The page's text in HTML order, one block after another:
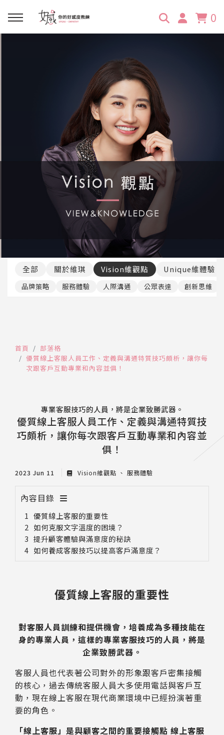
0
活動報名
主持服務
創意活動企劃力
零秒好感溝通術
服務體驗設計課
客戶好評
維觀點Vision
全部 關於維琪 Vision維觀點 Unique維體驗
品牌策略 服務體驗 人際溝通 公眾表達 創新思維
首頁
部落格
優質線上客服人員工作、定義與溝通特質技巧頗析，讓你每
次跟客戶互動專業和內容並俱！
專業客服技巧的人員，將是企業致勝武器。
優質線上客服人員工作、定義與溝通特質技
巧頗析，讓你每次跟客戶互動專業和內容並
俱！
2023 Jun 11 Vision維觀點 服務體驗
內容目錄
優質線上客服的重要性
如何克服文字溫度的困境？
提升顧客體驗與滿意度的秘訣
如何養成客服技巧以提高客戶滿意度？
優質線上客服的重要性
對客服人員訓練和提供機會，培養成為多種技能在
身的專業人員，這樣的專業客服技巧的人員，將是
企業致勝武器。
客服人員也代表著公司對外的形象跟客戶密集接觸
的核心，過去傳統客服人員大多使用電話與客戶互
動，現在線上客服在現代商業環境中已經扮演著重
要的角色。
「線上客服」是與顧客之間的重要接觸點 線上客服